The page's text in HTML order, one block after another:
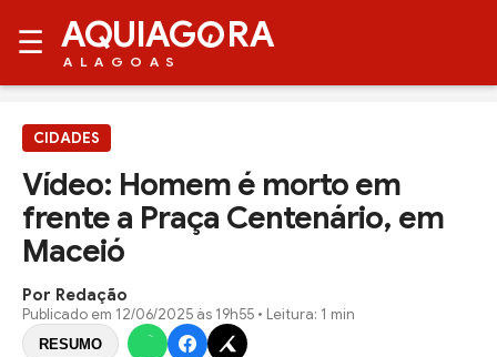
☰ AQUIAG RA
ALAGOAS
CIDADES
Vídeo: Homem é morto em
frente a Praça Centenário, em
Maceió
Por Redação
Publicado em 12/06/2025 às 19h55 • Leitura: 1 min
RESUMO